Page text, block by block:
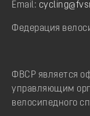
Email:
Федерация
ФВСР является
управляющим
велосипедного